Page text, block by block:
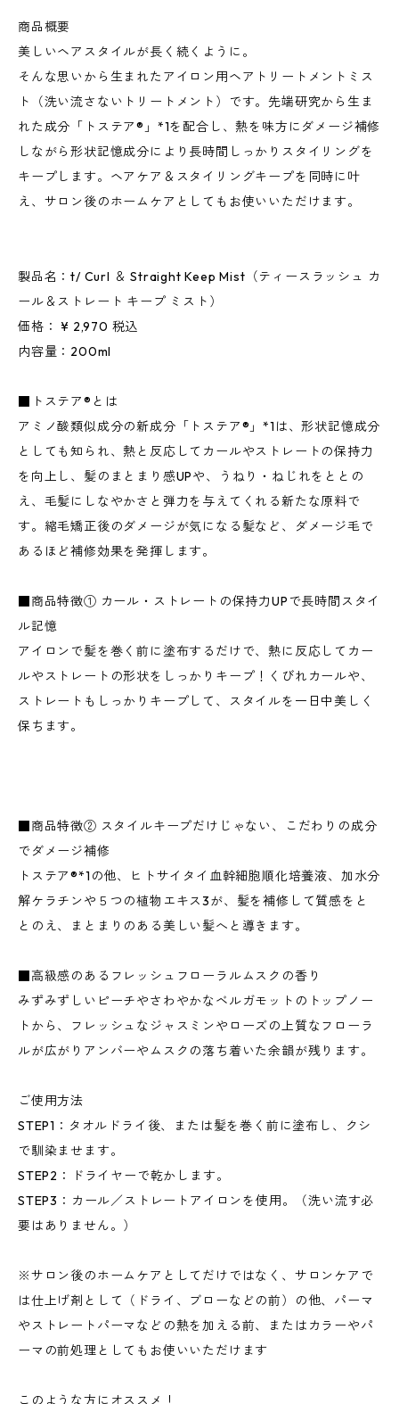
商品概要
美しいヘアスタイルが長く続くように。
そんな思いから生まれたアイロン用ヘアトリートメントミス
ト（洗い流さないトリートメント）です。先端研究から生ま
れた成分「トステア®︎」*1を配合し、熱を味方にダメージ補修
しながら形状記憶成分により長時間しっかりスタイリングを
キープします。ヘアケア＆スタイリングキープを同時に叶
え、サロン後のホームケアとしてもお使いいただけます。
製品名：t/ Curl ＆ Straight Keep Mist（ティースラッシュ カ
ール＆ストレート キープ ミスト）
価格： ¥ 2,970 税込
内容量：200ml
■トステア®︎とは
アミノ酸類似成分の新成分「トステア®」*1は、形状記憶成分
としても知られ、熱と反応してカールやストレートの保持力
を向上し、髪のまとまり感UPや、うねり・ねじれをととの
え、毛髪にしなやかさと弾力を与えてくれる新たな原料で
す。縮毛矯正後のダメージが気になる髪など、ダメージ毛で
あるほど補修効果を発揮します。
■商品特徴① カール・ストレートの保持力UPで長時間スタイ
ル記憶
アイロンで髪を巻く前に塗布するだけで、熱に反応してカー
ルやストレートの形状をしっかりキープ！くびれカールや、
ストレートもしっかりキープして、スタイルを一日中美しく
保ちます。
■商品特徴② スタイルキープだけじゃない、こだわりの成分
でダメージ補修
トステア®︎*1の他、ヒトサイタイ血幹細胞順化培養液、加水分
解ケラチンや５つの植物エキス3が、髪を補修して質感をと
とのえ、まとまりのある美しい髪へと導きます。
■高級感のあるフレッシュフローラルムスクの香り
みずみずしいピーチやさわやかなベルガモットのトップノー
トから、フレッシュなジャスミンやローズの上質なフローラ
ルが広がりアンバーやムスクの落ち着いた余韻が残ります。
ご使用方法
STEP1：タオルドライ後、または髪を巻く前に塗布し、クシ
で馴染ませます。
STEP2：ドライヤーで乾かします。
STEP3：カール／ストレートアイロンを使用。（洗い流す必
要はありません。）
※サロン後のホームケアとしてだけではなく、サロンケアで
は仕上げ剤として（ドライ、ブローなどの前）の他、パーマ
やストレートパーマなどの熱を加える前、またはカラーやパ
ーマの前処理としてもお使いいただけます
このような方にオススメ！